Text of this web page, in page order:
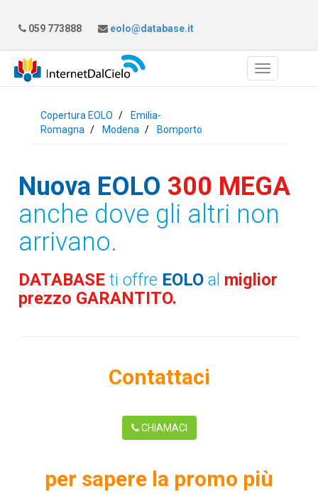
059 773888 eolo@database.it
Copertura EOLO
Emilia-
Romagna
Modena Bomporto
Nuova EOLO 300 MEGA
anche dove gli altri non
arrivano.
DATABASEti offre EOLO al miglior
prezzo GARANTITO.
Contattaci
CHIAMACI
per sapere la promo più